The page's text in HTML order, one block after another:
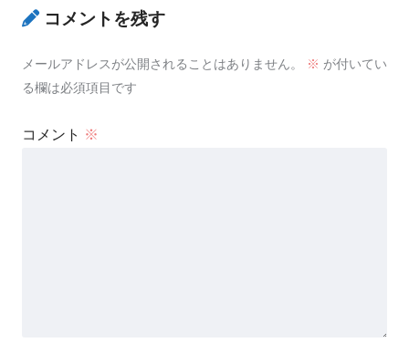
コメントを残す
メールアドレスが公開されることはありません。 ※ が付いてい
る欄は必須項目です
コメント ※